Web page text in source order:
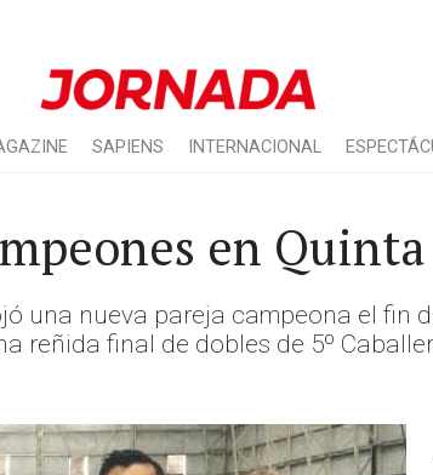
SAPIENS INTERNACIONAL
en Quinta
una nueva pareja campeona el fin
reñida final de dobles de 5º